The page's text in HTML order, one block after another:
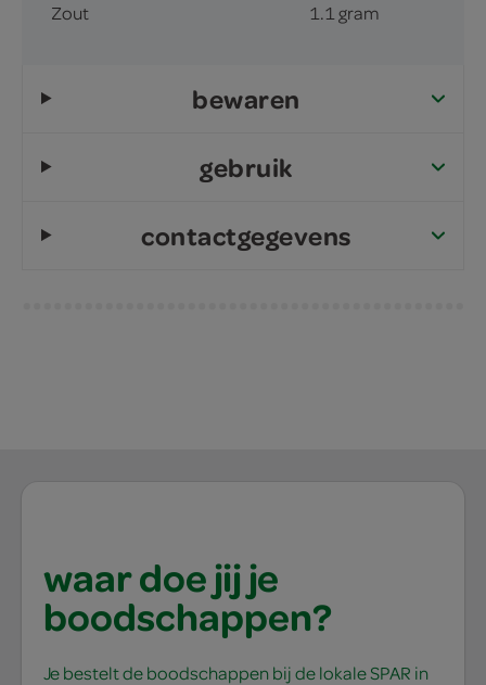
Zout 1.1 gram
bewaren
gebruik
contactgegevens
waar doe jij je
boodschappen?
Je bestelt de boodschappen bij de lokale SPAR in